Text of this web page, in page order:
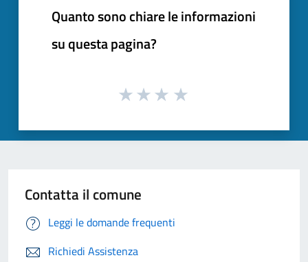
Quanto sono chiare le informazioni
su questa pagina?
Contatta il comune
Leggi le domande frequenti
Richiedi Assistenza